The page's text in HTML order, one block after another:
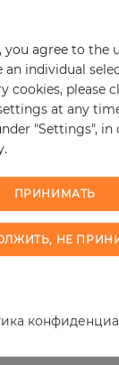
и
техники,
от оригинала в
you agree to the
an individual
cookies, please
at any
"Settings", in
ПРИНИМАТЬ
НЕ